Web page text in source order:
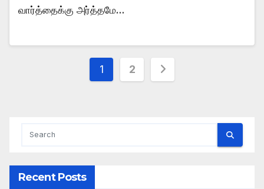
வார்த்தைக்கு அர்த்தமே…
Posts
1 2
Recent Posts